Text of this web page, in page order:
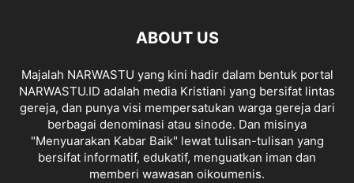
ABOUT US
Majalah NARWASTU yang kini hadir dalam bentuk portal
NARWASTU.ID adalah media Kristiani yang bersifat lintas
gereja, dan punya visi mempersatukan warga gereja dari
berbagai denominasi atau sinode. Dan misinya
"Menyuarakan Kabar Baik" lewat tulisan-tulisan yang
bersifat informatif, edukatif, menguatkan iman dan
memberi wawasan oikoumenis.